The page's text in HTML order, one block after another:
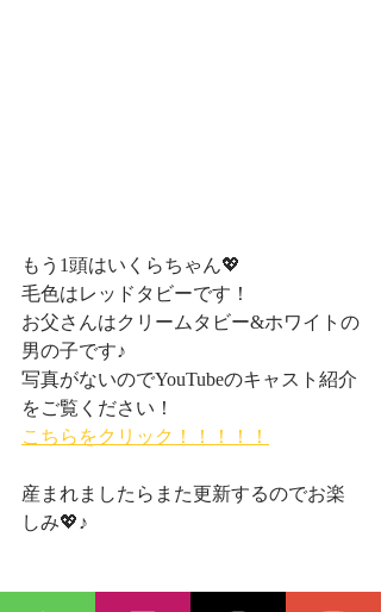
もう1頭はいくらちゃん💖
毛色はレッドタビーです！
お父さんはクリームタビー&ホワイトの
男の子です♪
写真がないのでYouTubeのキャスト紹介
をご覧ください！
こちらをクリック！！！！！
産まれましたらまた更新するのでお楽
しみ💖♪
#スコティシュフォールド子猫